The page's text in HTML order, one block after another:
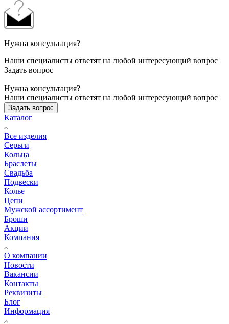
Нужна консультация?
Наши специалисты ответят на любой интересующий вопрос
Задать вопрос
Нужна консультация?
Наши специалисты ответят на любой интересующий вопрос
Задать вопрос
Каталог
Все изделия
Серьги
Кольца
Браслеты
Свадьба
Подвески
Колье
Цепи
Мужской ассортимент
Броши
Акции
Компания
О компании
Новости
Вакансии
Контакты
Реквизиты
Блог
Информация